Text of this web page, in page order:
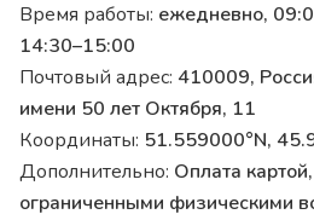
Время работы: ежедневно,
14:30–15:00
Почтовый адрес: 410009,
имени 50 лет Октября, 11
Координаты: 51.559000°N,
Дополнительно: Оплата
ограниченными физическими